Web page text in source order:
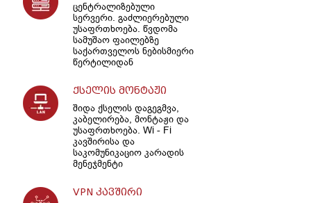
ცენტრალიზებული
სერვერი. გაძლიერებული
უსაფრთხოება. წვდომა
სამუშაო ფაილებზე
საქართველოს ნებისმიერი
წერტილიდან
ქსელის მონტაჟი
შიდა ქსელის დაგეგმვა,
კაბელირება, მონტაჟი და
უსაფრთხოება. Wi - Fi
კავშირისა და
საკომუნიკაციო კარადის
მენეჯმენტი
VPN კავშირი